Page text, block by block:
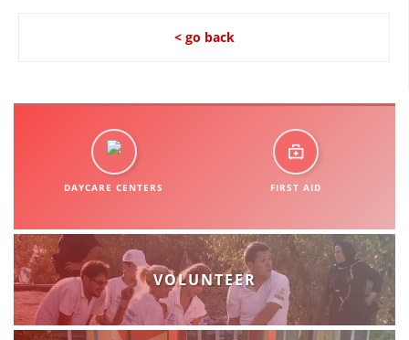
< go back
DAYCARE CENTERS FIRST AID
VOLUNTEER